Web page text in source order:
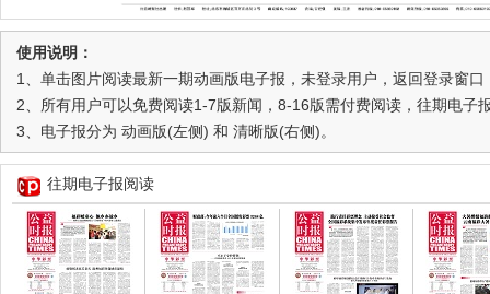
使用说明：
1、单击图片阅读最新一期动画版电子报，未登录用户，返回登录窗
2、所有用户可以免费阅读1-7版新闻，8-16版需付费阅读，往期电子
3、电子报分为 动画版(左侧) 和 清晰版(右侧)。
往期电子报阅读